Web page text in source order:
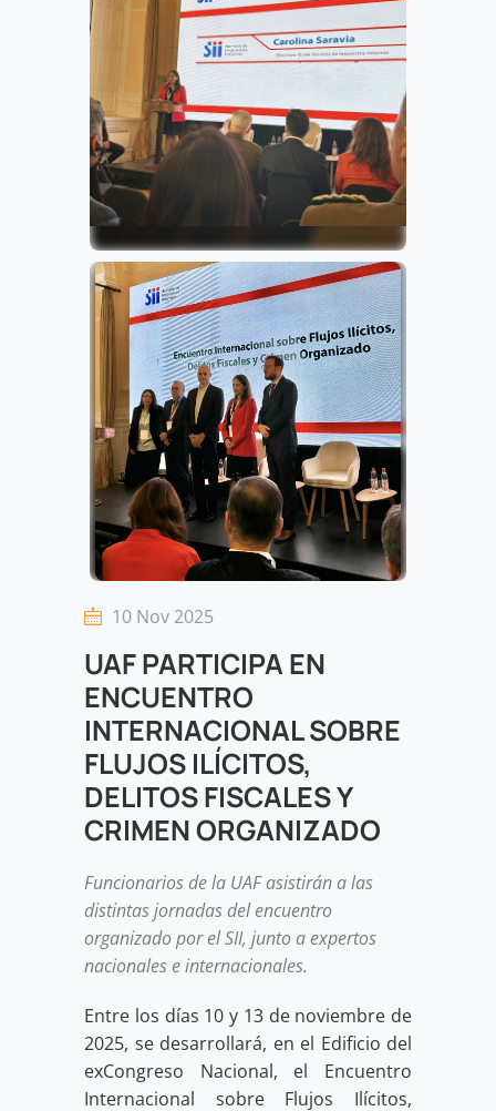
10 Nov 2025
UAF PARTICIPA EN
ENCUENTRO
INTERNACIONAL SOBRE
FLUJOS ILÍCITOS,
DELITOS FISCALES Y
CRIMEN ORGANIZADO
Funcionarios de la UAF asistirán a las
distintas jornadas del encuentro
organizado por el SII, junto a expertos
nacionales e internacionales.
Entre los días 10 y 13 de noviembre de
2025, se desarrollará, en el Edificio del
exCongreso Nacional, el Encuentro
Internacional sobre Flujos Ilícitos,